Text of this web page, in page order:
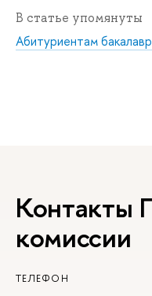
В статье упомянуты
Абитуриентам
Контакты
комиссии
ТЕЛЕФОН